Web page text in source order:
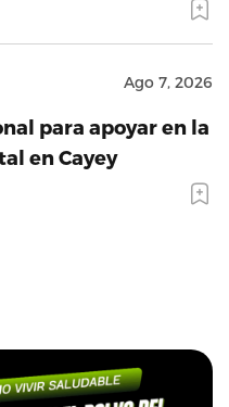
Ago 7, 2026
para apoyar en la
en Cayey